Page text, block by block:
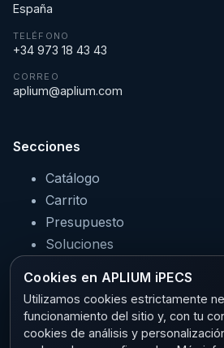
España
TELÉFONO
+34 973 18 43 43
CORREO
aplium@aplium.com
Secciones
Catálogo
Carrito
Presupuesto
Soluciones
Sectores
Cookies en APLIUM iPECS
Utilizamos cookies estrictamente
funcionamiento del sitio y, con tu
cookies de análisis y